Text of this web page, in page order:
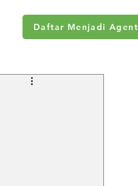
Daftar Menjadi Agent